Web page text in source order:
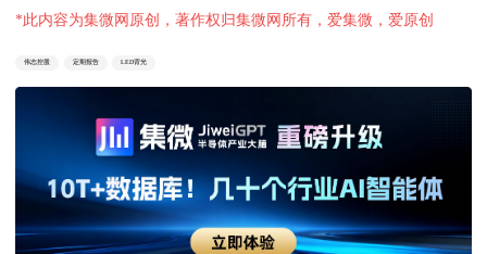
*此内容为集微网原创，著作权归集微网所有，爱集微，爱原创
伟志控股 定期报告 LED背光